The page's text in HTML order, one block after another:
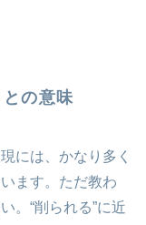
の意味
には、かなり多く
ます。ただ教わ
。“削られる”に近